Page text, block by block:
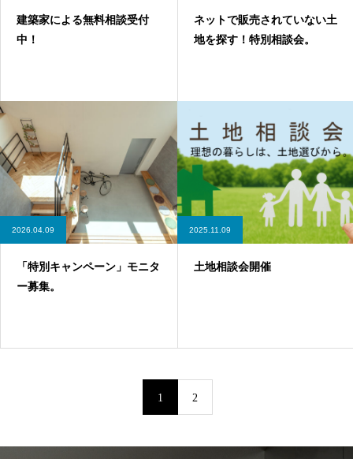
建築家による無料相談受付
中！
ネットで販売されていない土
地を探す！特別相談会。
2026.04.09
「特別キャンペーン」モニタ
ー募集。
2025.11.09
土地相談会開催
1 2